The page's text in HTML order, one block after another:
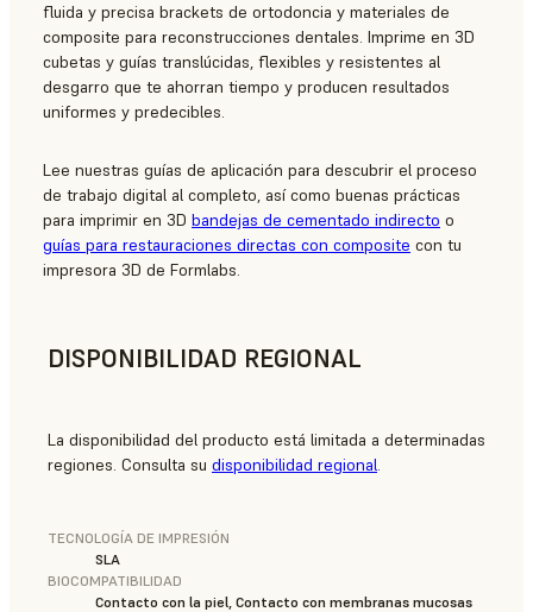
fluida y precisa brackets de ortodoncia y materiales de
composite para reconstrucciones dentales. Imprime en 3D
cubetas y guías translúcidas, flexibles y resistentes al
desgarro que te ahorran tiempo y producen resultados
uniformes y predecibles.
Lee nuestras guías de aplicación para descubrir el proceso
de trabajo digital al completo, así como buenas prácticas
para imprimir en 3D bandejas de cementado indirecto o
guías para restauraciones directas con composite con tu
impresora 3D de Formlabs.
DISPONIBILIDAD REGIONAL
La disponibilidad del producto está limitada a determinadas
regiones. Consulta su disponibilidad regional.
TECNOLOGÍA DE IMPRESIÓN
SLA
BIOCOMPATIBILIDAD
Contacto con la piel, Contacto con membranas mucosas